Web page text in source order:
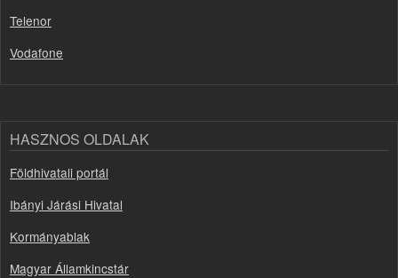
Telenor
Vodafone
HASZNOS OLDALAK
Földhivatali portál
Ibányi Járási Hivatal
Kormányablak
Magyar Államkincstár